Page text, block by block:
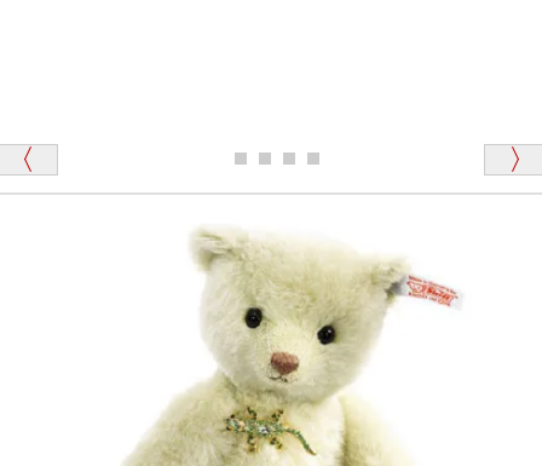
ディベアがいます。
「スクエーカー内蔵」と記載しておりますので、ぜひ
探してみてください。
シュタイフ社製品の実物を見ることはできますか？
当店はネット販売ですので実物をお見せすることが
海外からのお取り寄せと言うことですが、商品はきち
んと届きますか？
「前に買ったことがあったお店でしたので」
千葉県 U・Y 様 （女性）
「ChatGPTを利用したところ「くまの小屋」さ
んを紹介され…」